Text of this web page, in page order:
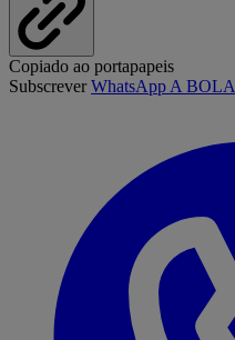
Copiado ao portapapeis
SubscreverWhatsApp A BOLA